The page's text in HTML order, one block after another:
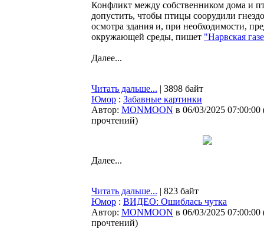
Конфликт между собственником дома и
допустить, чтобы птицы соорудили
осмотра здания и, при необходимости,
окружающей среды, пишет "Нарвская
Далее...
Читать дальше... | 3898 байт
Юмор : Забавные картинки
Автор: MONMOON в 06/03/2025 07:00:00
прочтений)
Далее...
Читать дальше... | 823 байт
Юмор : ВИДЕО: Ошиблась чутка
Автор: MONMOON в 06/03/2025 07:00:00
прочтений)